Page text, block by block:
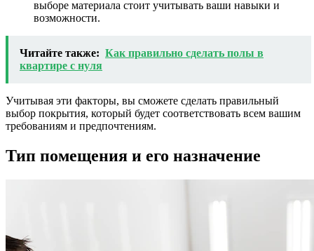
выборе материала стоит учитывать ваши навыки и
возможности.
Читайте также: Как правильно сделать полы в
квартире с нуля
Учитывая эти факторы, вы сможете сделать правильный
выбор покрытия, который будет соответствовать всем вашим
требованиям и предпочтениям.
Тип помещения и его назначение